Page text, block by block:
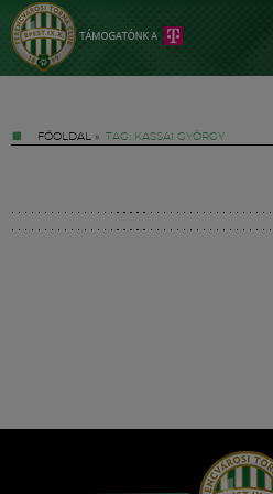
FŐOLDAL » TAG: KASSAI GYÖRGY
Hírek